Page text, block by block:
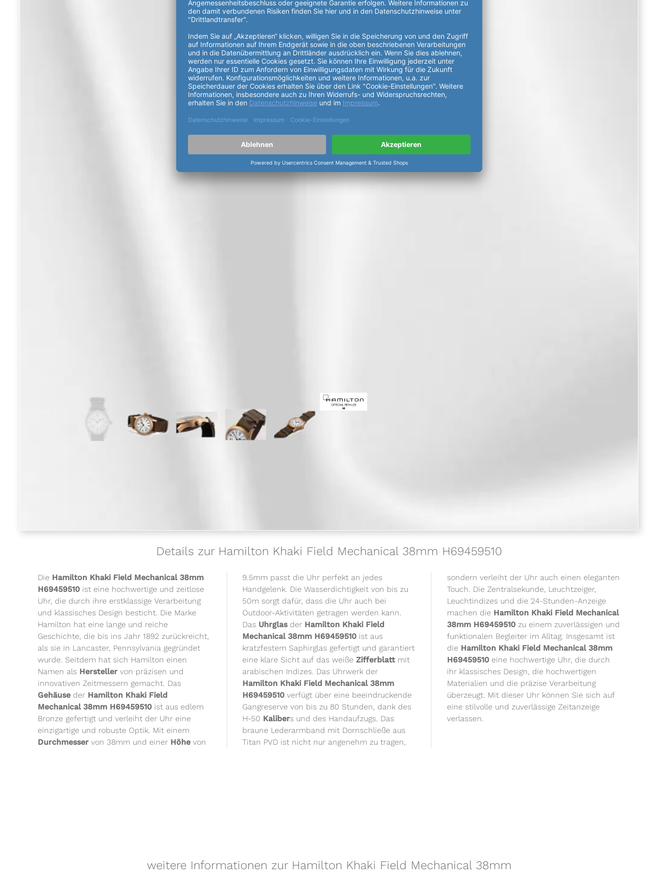
Details zur Hamilton Khaki Field Mechanical 38mm H69459510
Die Hamilton Khaki Field Mechanical 38mm
H69459510 ist eine hochwertige und zeitlose
Uhr, die durch ihre erstklassige Verarbeitung
und klassisches Design besticht. Die Marke
Hamilton hat eine lange und reiche
Geschichte, die bis ins Jahr 1892 zurückreicht,
als sie in Lancaster, Pennsylvania gegründet
wurde. Seitdem hat sich Hamilton einen
Namen als Hersteller von präzisen und
innovativen Zeitmessern gemacht. Das
Gehäuse der Hamilton Khaki Field
Mechanical 38mm H69459510 ist aus edlem
Bronze gefertigt und verleiht der Uhr eine
einzigartige und robuste Optik. Mit einem
Durchmesser von 38mm und einer Höhe von
9.5mm passt die Uhr perfekt an jedes
Handgelenk. Die Wasserdichtigkeit von bis zu
50m sorgt dafür, dass die Uhr auch bei
Outdoor-Aktivitäten getragen werden kann.
Das Uhrglasder Hamilton Khaki Field
Mechanical 38mm H69459510 ist aus
kratzfestem Saphirglas gefertigt und garantiert
eine klare Sicht auf das weißeZifferblatt mit
arabischen Indizes. Das Uhrwerk der
Hamilton Khaki Field Mechanical 38mm
H69459510 verfügt über eine beeindruckende
Gangreserve von bis zu 80 Stunden, dank des
H-50 Kalibers und des Handaufzugs. Das
braune Lederarmband mit Dornschließe aus
Titan PVD ist nicht nur angenehm zu tragen,
sondern verleiht der Uhr auch einen eleganten
Touch. Die Zentralsekunde, Leuchtzeiger,
Leuchtindizes und die 24-Stunden-Anzeige
machen die Hamilton Khaki Field Mechanical
38mm H69459510zu einem zuverlässigen und
funktionalen Begleiter im Alltag. Insgesamt ist
die Hamilton Khaki Field Mechanical 38mm
H69459510eine hochwertige Uhr, die durch
ihr klassisches Design, die hochwertigen
Materialien und die präzise Verarbeitung
überzeugt. Mit dieser Uhr können Sie sich auf
eine stilvolle und zuverlässige Zeitanzeige
verlassen.
weitere Informationen zur Hamilton Khaki Field Mechanical 38mm